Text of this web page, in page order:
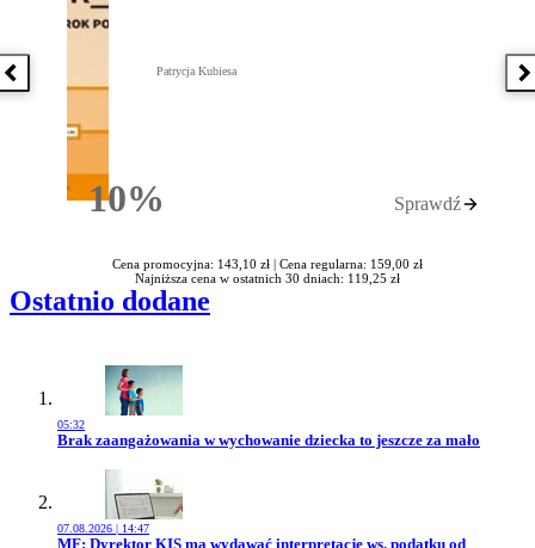
Poprzednia książka
10%Rabatu
Patrycja Kubiesa
Sprawdź
Cena promocyjna: 143,10 zł | Cena regularna: 159,00 zł
Najniższa cena w ostatnich 30 dniach: 119,25 zł
Ostatnio dodane
05:32
Przejdź do artykułu:
Brak zaangażowania w wychowanie dziecka to jeszcze za mało
07.08.2026 | 14:47
Przejdź do artykułu:
MF: Dyrektor KIS ma wydawać interpretacje ws. podatku od